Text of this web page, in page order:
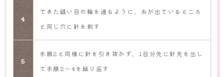
4
できた縫い目の輪を通るように、糸が出ているところ
と同じ穴に針を刺す
5
手順2と同様に針を引き抜かず、1目分先に針先を出し
て手順2～4を繰り返す